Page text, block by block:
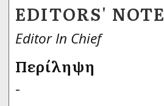
EDITORS' NOTE
Editor In Chief
Περίληψη
-